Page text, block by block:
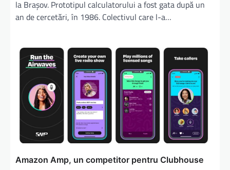
la Brașov. Prototipul calculatorului a fost gata după un
an de cercetări, în 1986. Colectivul care l-a…
Amazon Amp, un competitor pentru Clubhouse